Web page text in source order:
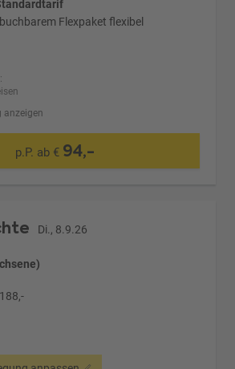
Flexpaket flexibel
anzeigen
p.P. ab € 94,-
Di., 8.9.26